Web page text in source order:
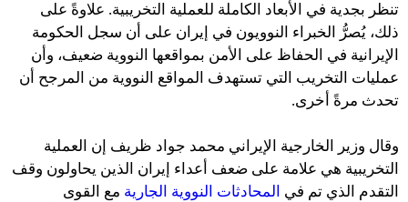
تنظر بجدية في الأبعاد الكاملة للعملية التخريبية. علاوةً على
ذلك، يُصرُّ الخبراء النوويون في إيران على أن سجل الحكومة
الإيرانية في الحفاظ على الأمن بمواقعها النووية ضعيف، وأن
عمليات التخريب التي تستهدف المواقع النووية من المرجح أن
تحدث مرةً أخرى.
وقال وزير الخارجية الإيراني محمد جواد ظريف إن العملية
التخريبية هي علامة على ضعف أعداء إيران الذين يحاولون وقف
التقدم الذي تم في المحادثات النووية الجارية مع القوى